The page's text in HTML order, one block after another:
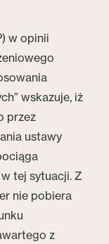
w opinii
wskazuje, iż
przez
ustawy
tej sytuacji. Z
nie pobiera
z